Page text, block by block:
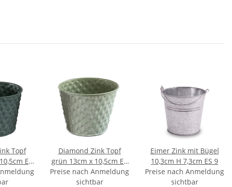
Topf
ES
Diamond Zink Topf
grün 13cm x 10,5cm ES
14
Preise nach Anmeldung
sichtbar
Eimer Zink mit Bügel
10,3cm H 7,3cm ES 9
Preise nach Anmeldung
sichtbar